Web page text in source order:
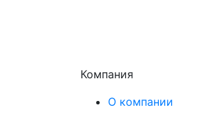
Компания
О компании